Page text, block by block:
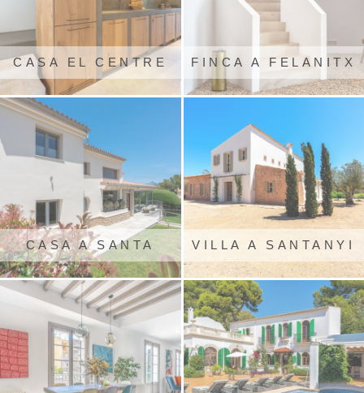
CASA EL CENTRE
DE SANTANYI
FINCA A FELANITX
CASA A SANTA
PONÇA
VILLA A SANTANYI